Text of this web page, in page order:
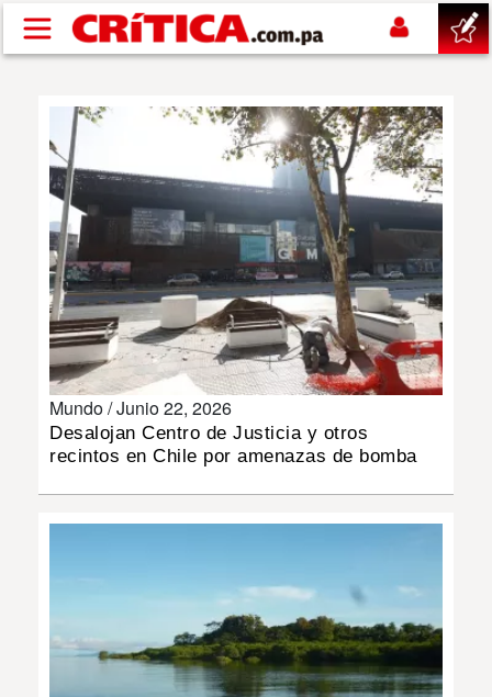
Pasar al contenido principal
SUCESOS
NACIONAL
POLÍTICA
SHOW
DEPORTES
IMPRESO
Mundo /Junio 22, 2026
Desalojan Centro de Justicia y otros
recintos en Chile por amenazas de bomba